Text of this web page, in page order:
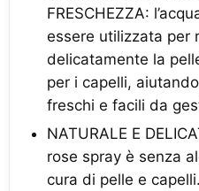
FRESCHEZZA:
essere utilizzata per
delicatamente la
per i capelli,
freschi e facili da
NATURALE E
rose spray è senza
cura di pelle e